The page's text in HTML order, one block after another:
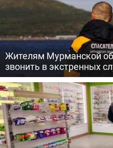
Жителям Мурманской
звонить в экстренных